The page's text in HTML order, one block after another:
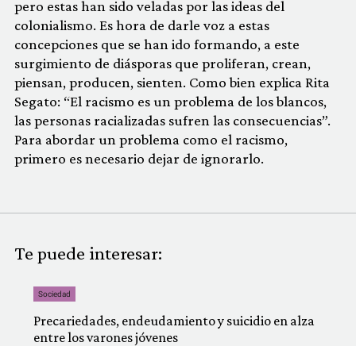
pero estas han sido veladas por las ideas del
colonialismo. Es hora de darle voz a estas
concepciones que se han ido formando, a este
surgimiento de diásporas que proliferan, crean,
piensan, producen, sienten. Como bien explica Rita
Segato: “El racismo es un problema de los blancos,
las personas racializadas sufren las consecuencias”.
Para abordar un problema como el racismo,
primero es necesario dejar de ignorarlo.
Te puede interesar:
Sociedad
Precariedades, endeudamiento y suicidio en alza
entre los varones jóvenes